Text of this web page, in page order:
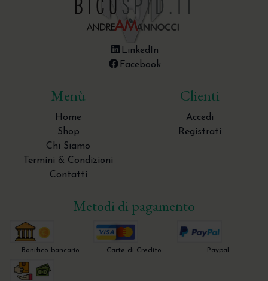
LinkedIn
Facebook
Menù
Home
Shop
Chi Siamo
Termini & Condizioni
Contatti
Clienti
Accedi
Registrati
Metodi di pagamento
Bonifico bancario Carte di Credito Paypal